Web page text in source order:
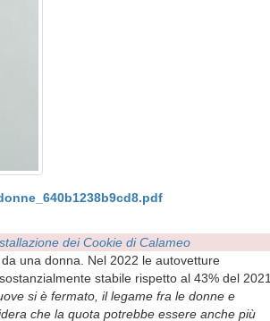
dei Cookie di Calameo
una donna. Nel 2022 le autovetture
stabile rispetto al 43% del 2021.
si è fermato, il legame fra le donne e
che la quota potrebbe essere anche più